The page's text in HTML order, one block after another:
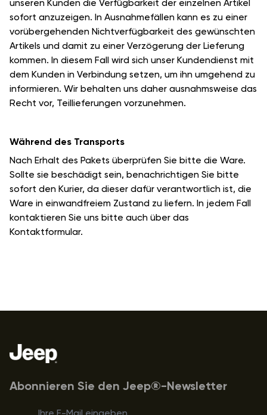
unseren Kunden die Verfügbarkeit der einzelnen Artikel
sofort anzuzeigen. In Ausnahmefällen kann es zu einer
vorübergehenden Nichtverfügbarkeit des gewünschten
Artikels und damit zu einer Verzögerung der Lieferung
kommen. In diesem Fall wird sich unser Kundendienst mit
dem Kunden in Verbindung setzen, um ihn umgehend zu
informieren. Wir behalten uns daher ausnahmsweise das
Recht vor, Teillieferungen vorzunehmen.
Während des Transports
Nach Erhalt des Pakets überprüfen Sie bitte die Ware.
Sollte sie beschädigt sein, benachrichtigen Sie bitte
sofort den Kurier, da dieser dafür verantwortlich ist, die
Ware in einwandfreiem Zustand zu liefern. In jedem Fall
kontaktieren Sie uns bitte auch über das
Kontaktformular.
Abonnieren Sie den Jeep®-Newsletter